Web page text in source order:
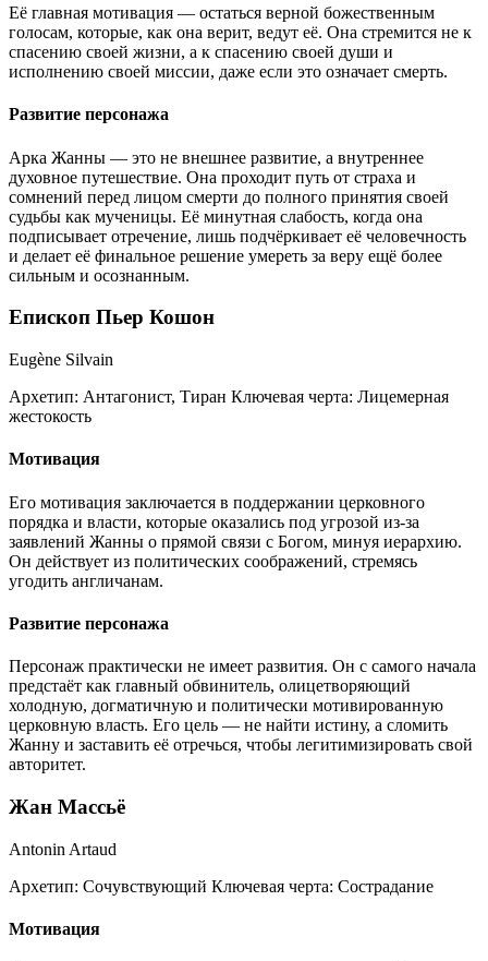
Её главная мотивация — остаться верной божественным
голосам, которые, как она верит, ведут её. Она стремится не к
спасению своей жизни, а к спасению своей души и
исполнению своей миссии, даже если это означает смерть.
Развитие персонажа
Арка Жанны — это не внешнее развитие, а внутреннее
духовное путешествие. Она проходит путь от страха и
сомнений перед лицом смерти до полного принятия своей
судьбы как мученицы. Её минутная слабость, когда она
подписывает отречение, лишь подчёркивает её человечность
и делает её финальное решение умереть за веру ещё более
сильным и осознанным.
Епископ Пьер Кошон
Eugène Silvain
Архетип: Антагонист, Тиран Ключевая черта: Лицемерная
жестокость
Мотивация
Его мотивация заключается в поддержании церковного
порядка и власти, которые оказались под угрозой из-за
заявлений Жанны о прямой связи с Богом, минуя иерархию.
Он действует из политических соображений, стремясь
угодить англичанам.
Развитие персонажа
Персонаж практически не имеет развития. Он с самого начала
предстаёт как главный обвинитель, олицетворяющий
холодную, догматичную и политически мотивированную
церковную власть. Его цель — не найти истину, а сломить
Жанну и заставить её отречься, чтобы легитимизировать свой
авторитет.
Жан Массьё
Antonin Artaud
Архетип: Сочувствующий Ключевая черта: Сострадание
Мотивация